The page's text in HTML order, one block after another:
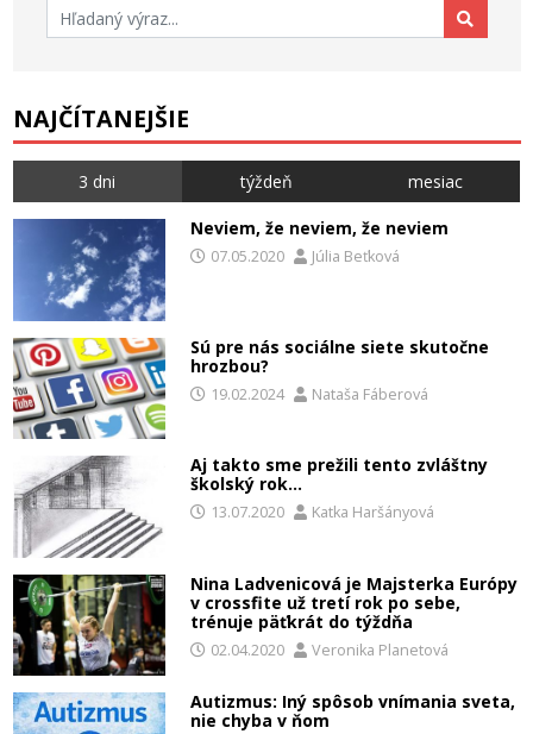
Hľadať:
NAJČÍTANEJŠIE
3 dni týždeň mesiac
Neviem, že neviem, že neviem
07.05.2020 Júlia Beťková
Sú pre nás sociálne siete skutočne
hrozbou?
19.02.2024 Nataša Fáberová
Aj takto sme prežili tento zvláštny
školský rok…
13.07.2020 Katka Haršányová
Nina Ladvenicová je Majsterka Európy
v crossfite už tretí rok po sebe,
trénuje päťkrát do týždňa
02.04.2020 Veronika Planetová
Autizmus: Iný spôsob vnímania sveta,
nie chyba v ňom